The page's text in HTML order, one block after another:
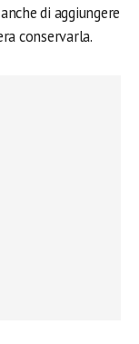
di aggiungere
conservarla.